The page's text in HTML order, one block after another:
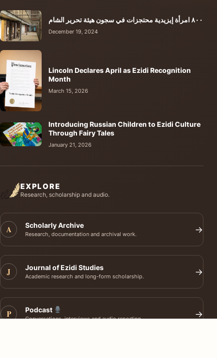
٨٠٠ امرأة إيزيدية محتجزات في سجون هيئة تحرير الشام
December 19, 2024
Lincoln Declares April as Ezidi Recognition
Month
March 15, 2026
Introducing Russian Children to Ezidi Culture
Through Fairy Tales
January 21, 2026
EXPLORE
Research, scholarship and audio.
A Scholarly Archive
Research, documentation and archival work. →
J Journal of Ezidi Studies
Academic research and long-form scholarship. →
P Podcast
Conversations, interviews and audio reporting. →